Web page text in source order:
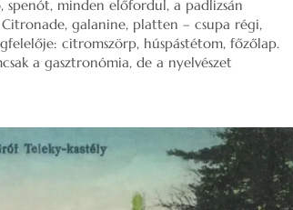
spenót, minden előfordul, a padlizsán
galanine, platten – csupa régi,
citromszörp, húspástétom, főzőlap.
a gasztronómia, de a nyelvészet